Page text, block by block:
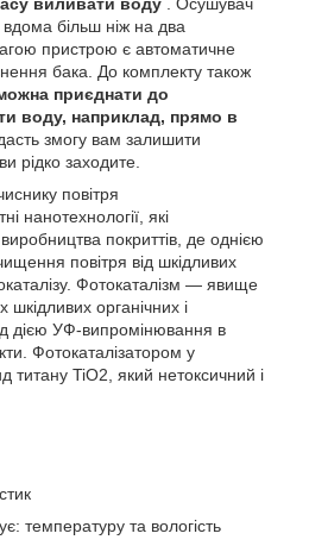
більш ніж на два
пристрою є автоматичне
бака. До комплекту також
приєднати до
воду, наприклад, прямо в
змогу вам залишити
рідко заходите.
повітря
нанотехнології, які
покриттів, де однією
повітря від шкідливих
Фотокаталізм — явище
органічних і
дією УФ-випромінювання в
Фотокаталізатором у
титану TiO2, який нетоксичний і
температуру та вологість